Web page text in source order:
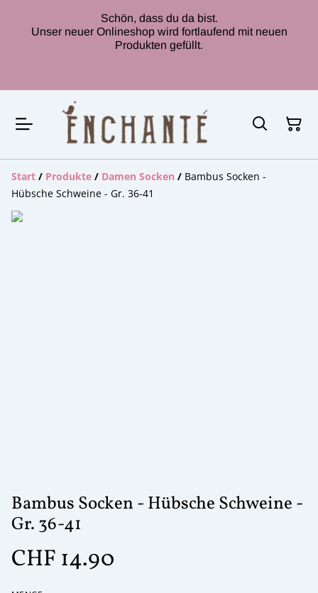
Schön, dass du da bist.
Unser neuer Onlineshop wird fortlaufend mit neuen
Produkten gefüllt.
Start / Produkte / Damen Socken / Bambus Socken -
Hübsche Schweine - Gr. 36-41
Bambus Socken - Hübsche Schweine -
Gr. 36-41
CHF 14.90